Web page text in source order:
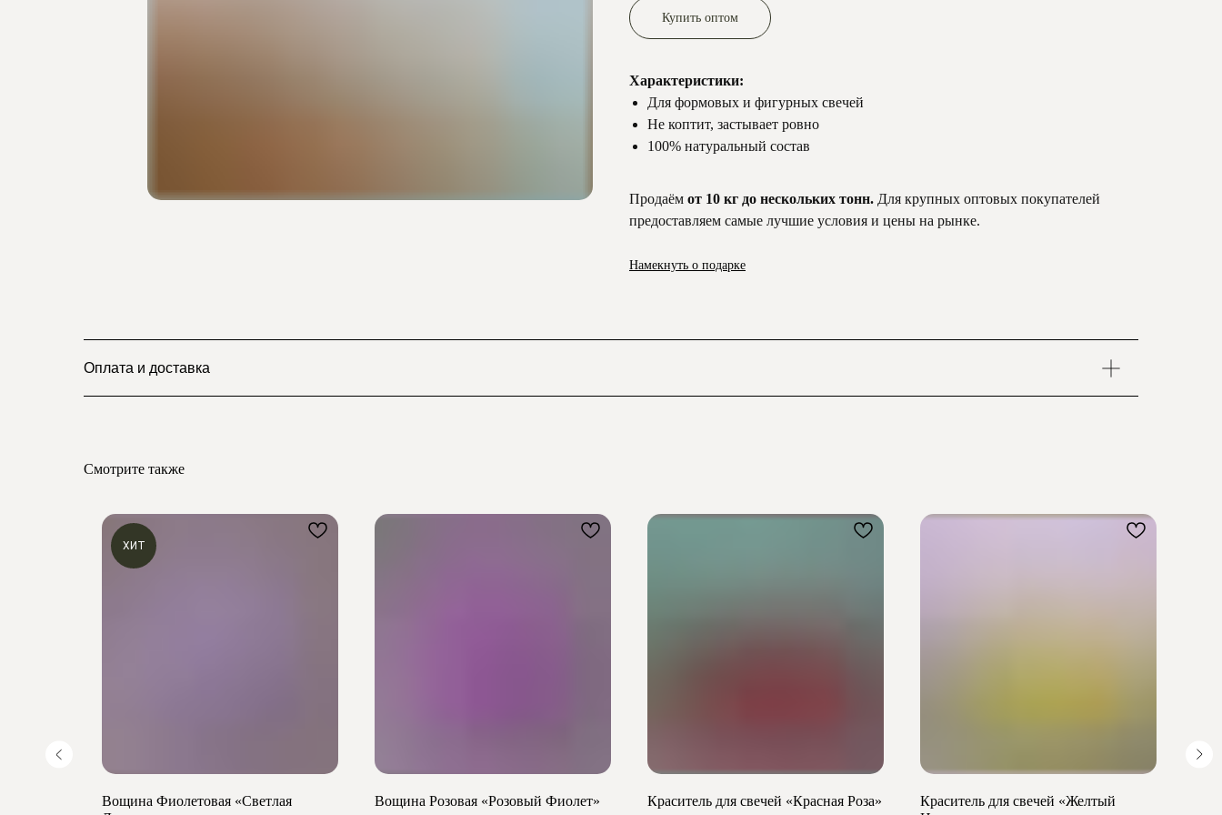
Купить оптом
Характеристики:
Для формовых и фигурных свечей
Не коптит, застывает ровно
100% натуральный состав
Продаём от 10 кг до нескольких тонн. Для крупных оптовых покупателей
предоставляем самые лучшие условия и цены на рынке.
Намекнуть о подарке
Оплата и доставка
Смотрите также
ХИТ
Вощина Фиолетовая «Светлая
Вощина Розовая «Розовый Фиолет» Краситель для свечей «Красная Роза»
Краситель для свечей «Желтый